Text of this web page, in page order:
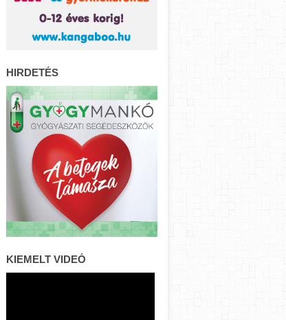
HIRDETÉS
KIEMELT VIDEÓ